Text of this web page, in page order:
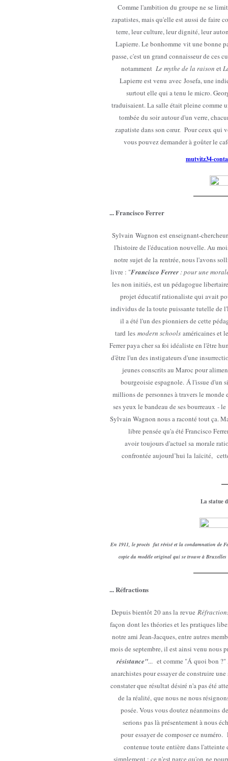
Comme l'ambition du groupe ne se
zapatistes, mais qu'elle est aussi de faire
terre, leur culture, leur dignité, leur
Lapierre. Le bonhomme vit une bonne
passe, c'est un grand connaisseur de ces
notamment Le mythe de la raison et
Lapierre est venu avec Josefa, une
surtout elle qui a tenu le micro.
traduisaient. La salle était pleine comme
tombée du soir autour d'un verre,
zapatiste dans son cœur. Pour ceux qui
vous pouvez demander à goûter le
mutvitz34-
... Francisco Ferrer
Sylvain Wagnon est enseignant-
l'histoire de l'éducation nouvelle. Au
notre sujet de la rentrée, nous l'avons
livre : "Francisco Ferrer: pour une
les non initiés, est un pédagogue
projet éducatif rationaliste qui avait
individus de la toute puissante tutelle de
il a été l'un des pionniers de cette
tard les modern schools américaines et
Ferrer paya cher sa foi idéaliste en l'être
d'être l'un des instigateurs d'une
jeunes conscrits au Maroc pour
bourgeoisie espagnole. Á l'issue d'un
millions de personnes à travers le monde
ses yeux le bandeau de ses bourreaux -
Sylvain Wagnon nous a raconté tout ça.
libre pensée qu'a été Francisco
avoir toujours d'actuel sa morale
confrontée aujourd’hui la laïcité,
La statue
En 1911, le procès fut révisé et la condamnation de
copie du modèle original qui se trouve à
... Réfractions
Depuis bientôt 20 ans la revue
façon dont les théories et les pratiques
notre ami Jean-Jacques, entre autres
mois de septembre, il est ainsi venu nous
résistance"... et comme "Á quoi bon ?"
anarchistes pour essayer de construire
constater que résultat désiré n'a pas été
de la réalité, que nous ne nous
posée. Vous vous doutez néanmoins
serions pas là présentement à nous
pour essayer de composer ce
contenue toute entière dans
simplement : ce n'est parce qu'on ne